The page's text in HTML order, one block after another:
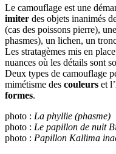
Le camouflage est une
imiter des objets inanimés
(cas des poissons pierre),
phasmes), un lichen, un
Les stratagèmes mis en
nuances où les détails sont
Deux types de camouflage
mimétisme des couleurs et l’
formes.
photo : La phyllie (phasme)
photo : Le papillon de nuit
photo : Papillon Kallima